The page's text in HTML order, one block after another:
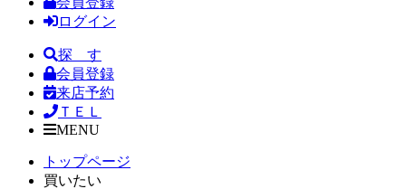
ログイン
探 す
会員登録
来店予約
ＴＥＬ
MENU
トップページ
買いたい